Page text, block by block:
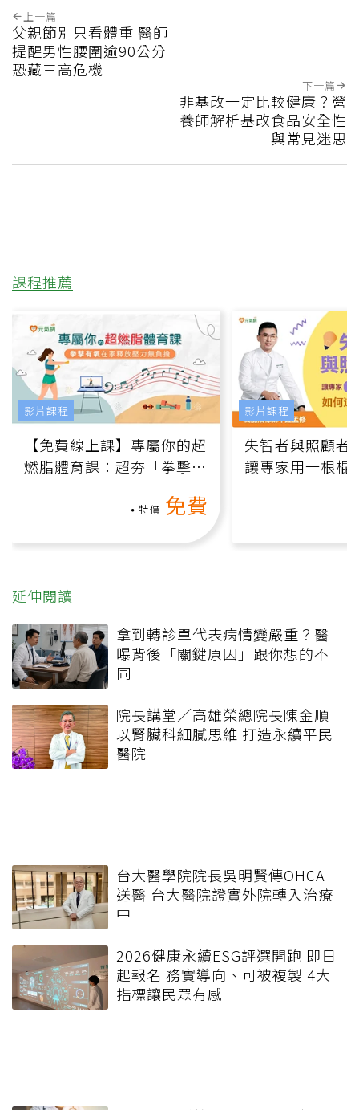
上一篇
父親節別只看體重 醫師
提醒男性腰圍逾90公分
恐藏三高危機
下一篇
非基改一定比較健康？營
養師解析基改食品安全性
與常見迷思
課程推薦
【免費線上課】專屬你的超
燃脂體育課：超夯「拳擊有
特價 免費
影片課程
失智者與照顧者
讓專家用一根棍
影片課程
延伸閱讀
拿到轉診單代表病情變嚴重？醫
曝背後「關鍵原因」跟你想的不
同
院長講堂／高雄榮總院長陳金順
以腎臟科細膩思維 打造永續平民
醫院
台大醫學院院長吳明賢傳OHCA
送醫 台大醫院證實外院轉入治療
中
2026健康永續ESG評選開跑 即日
起報名 務實導向、可被複製 4大
指標讓民眾有感